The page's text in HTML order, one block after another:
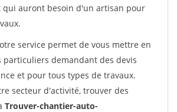
qui auront besoin d'un artisan pour
service permet de vous mettre en
particuliers demandant des devis
et pour tous types de travaux.
secteur d'activité, trouver des
Trouver-chantier-auto-